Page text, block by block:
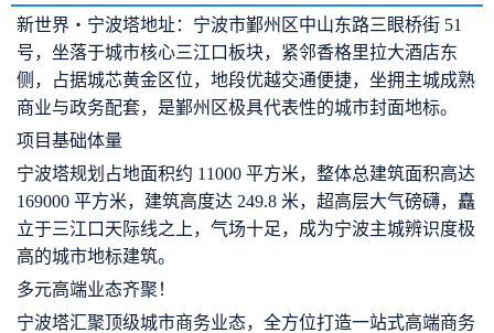
新世界・宁波塔地址：宁波市鄞州区中山东路三眼桥街 51
号，坐落于城市核心三江口板块，紧邻香格里拉大酒店东
侧，占据城芯黄金区位，地段优越交通便捷，坐拥主城成熟
商业与政务配套，是鄞州区极具代表性的城市封面地标。
项目基础体量
宁波塔规划占地面积约 11000 平方米，整体总建筑面积高达
169000 平方米，建筑高度达 249.8 米，超高层大气磅礴，矗
立于三江口天际线之上，气场十足，成为宁波主城辨识度极
高的城市地标建筑。
多元高端业态齐聚！
宁波塔汇聚顶级城市商务业态，全方位打造一站式高端商务